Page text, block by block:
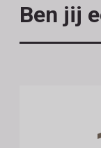
Ben jij